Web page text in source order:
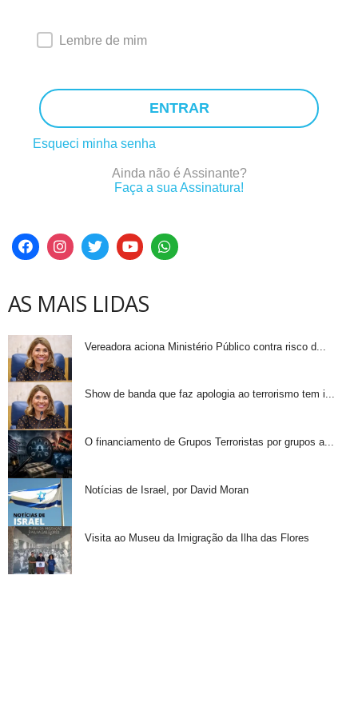
Lembre de mim
ENTRAR
Esqueci minha senha
Ainda não é Assinante?
Faça a sua Assinatura!
AS MAIS LIDAS
Vereadora aciona Ministério Público contra risco d...
Show de banda que faz apologia ao terrorismo tem i...
O financiamento de Grupos Terroristas por grupos a...
Notícias de Israel, por David Moran
Visita ao Museu da Imigração da Ilha das Flores